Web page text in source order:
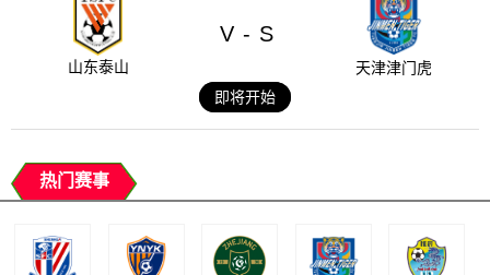
山东泰山
V - S
天津津门虎
即将开始
热门赛事